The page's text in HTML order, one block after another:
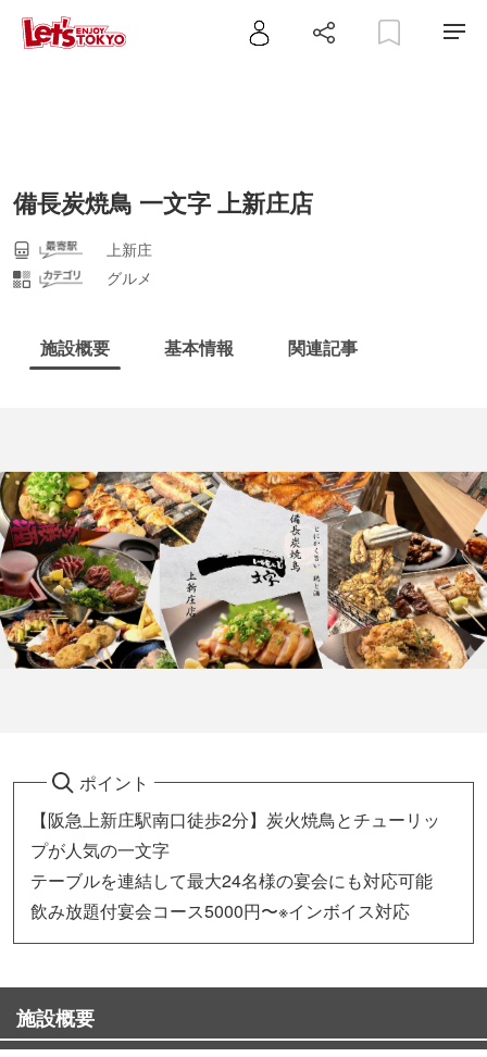
備長炭焼鳥 一文字 上新庄店
上新庄
グルメ
施設概要 基本情報 関連記事
ポイント
【阪急上新庄駅南口徒歩2分】炭火焼鳥とチューリッ
プが人気の一文字
テーブルを連結して最大24名様の宴会にも対応可能
飲み放題付宴会コース5000円〜※インボイス対応
施設概要